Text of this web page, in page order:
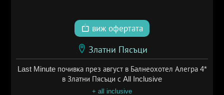
виж офертата
Златни Пясъци
Last Minute почивка през август в Балнеохотел Алегра 4*
в Златни Пясъци с All Inclusive
+ all inclusive